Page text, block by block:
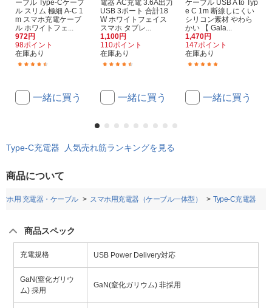
ーブル Type-Cケーブ
ル スリム 極細 A-C 1
m スマホ充電ケーブ
ル ホワイトフェ...
972円
98ポイント
在庫あり
一緒に買う
電器 AC充電 3.6A出力
USB 3ポート 合計18
W ホワイトフェイス
スマホ タブレ...
1,100円
110ポイント
在庫あり
一緒に買う
ケーブル USB A to Typ
e C 1m 断線しにくい
シリコン素材 やわら
かい 【 Gala...
1,470円
147ポイント
在庫あり
一緒に買う
Type-C充電器 人気売れ筋ランキングを見る
商品について
ホ用 充電器・ケーブル スマホ用充電器（ケーブル一体型） Type-C充電器
商品スペック
充電規格 USB Power Delivery対応
GaN(窒化ガリウ
ム) 採用
GaN(窒化ガリウム) 非採用